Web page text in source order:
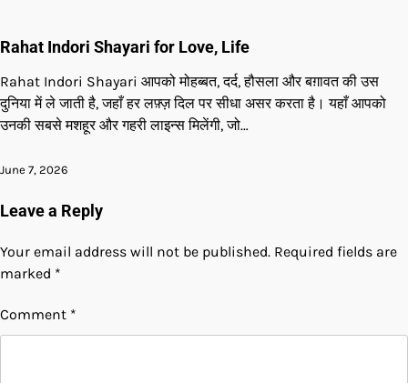
Rahat Indori Shayari for Love, Life
Rahat Indori Shayari आपको मोहब्बत, दर्द, हौसला और बग़ावत की उस
दुनिया में ले जाती है, जहाँ हर लफ़्ज़ दिल पर सीधा असर करता है। यहाँ आपको
उनकी सबसे मशहूर और गहरी लाइन्स मिलेंगी, जो…
June 7, 2026
Leave a Reply
Your email address will not be published. Required fields are
marked *
Comment *